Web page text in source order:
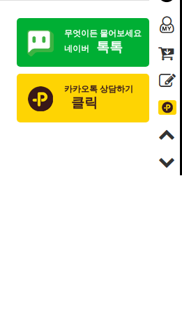
무엇이든 물어보세요
네이버
톡톡
카카오톡 상담하기
클릭